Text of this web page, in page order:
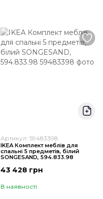
Артикул: 59483398
IKEA Комплект меблів для
спальні 5 предметів, білий
SONGESAND, 594.833.98
43 428 грн
В наявності